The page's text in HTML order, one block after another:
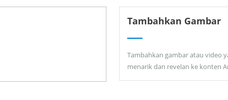
Tambahkan Gambar
Tambahkan gambar atau video
menarik dan revelan ke konten